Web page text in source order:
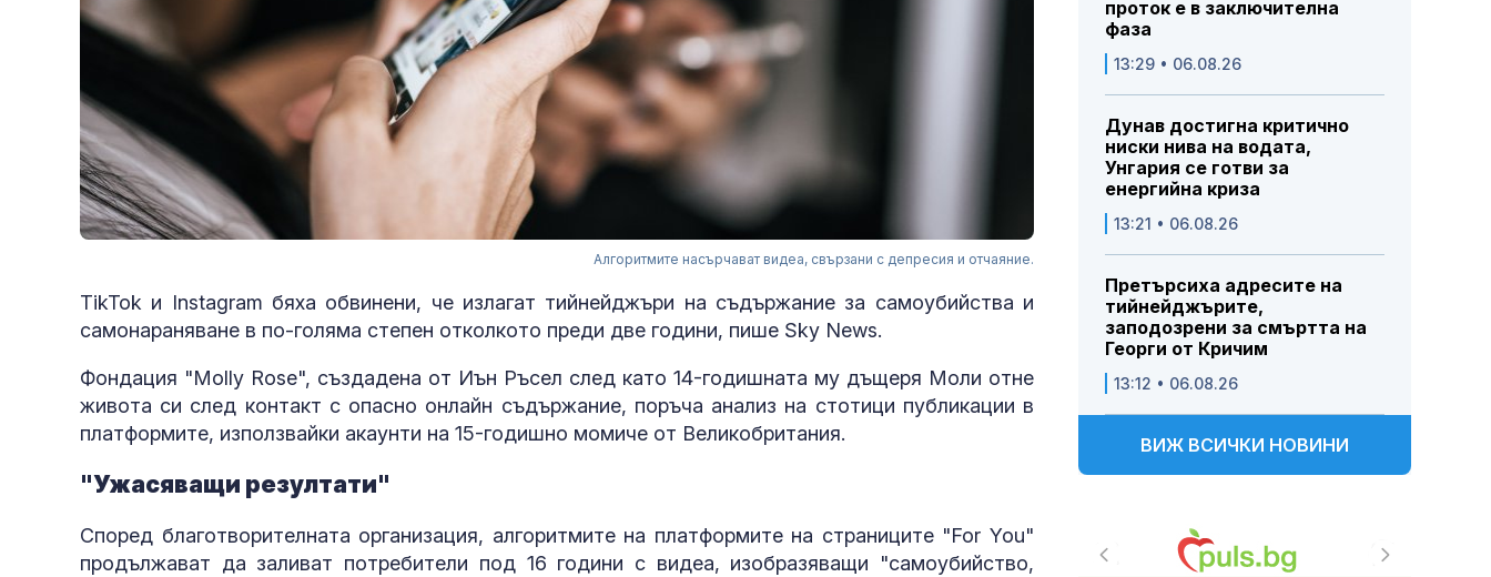
Алгоритмите насърчават видеа, свързани с депресия и отчаяние.
TikTok и Instagram бяха обвинени, че излагат тийнейджъри на съдържание за самоубийства и
самонараняване в по-голяма степен отколкото преди две години, пише Sky News.
Фондация "Molly Rose", създадена от Иън Ръсел след като 14-годишната му дъщеря Моли отне
живота си след контакт с опасно онлайн съдържание, поръча анализ на стотици публикации в
платформите, използвайки акаунти на 15-годишно момиче от Великобритания.
"Ужасяващи резултати"
Според благотворителната организация, алгоритмите на платформите на страниците "For You"
продължават да заливат потребители под 16 години с видеа, изобразяващи "самоубийство,
проток е в заключителна
фаза
13:29 • 06.08.26
Дунав достигна критично
ниски нива на водата,
Унгария се готви за
енергийна криза
13:21 • 06.08.26
Претърсиха адресите на
тийнейджърите,
заподозрени за смъртта на
Георги от Кричим
13:12 • 06.08.26
ВИЖ ВСИЧКИ НОВИНИ